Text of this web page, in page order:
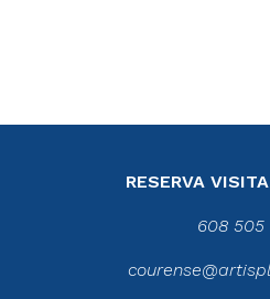
RESERVA
608 505